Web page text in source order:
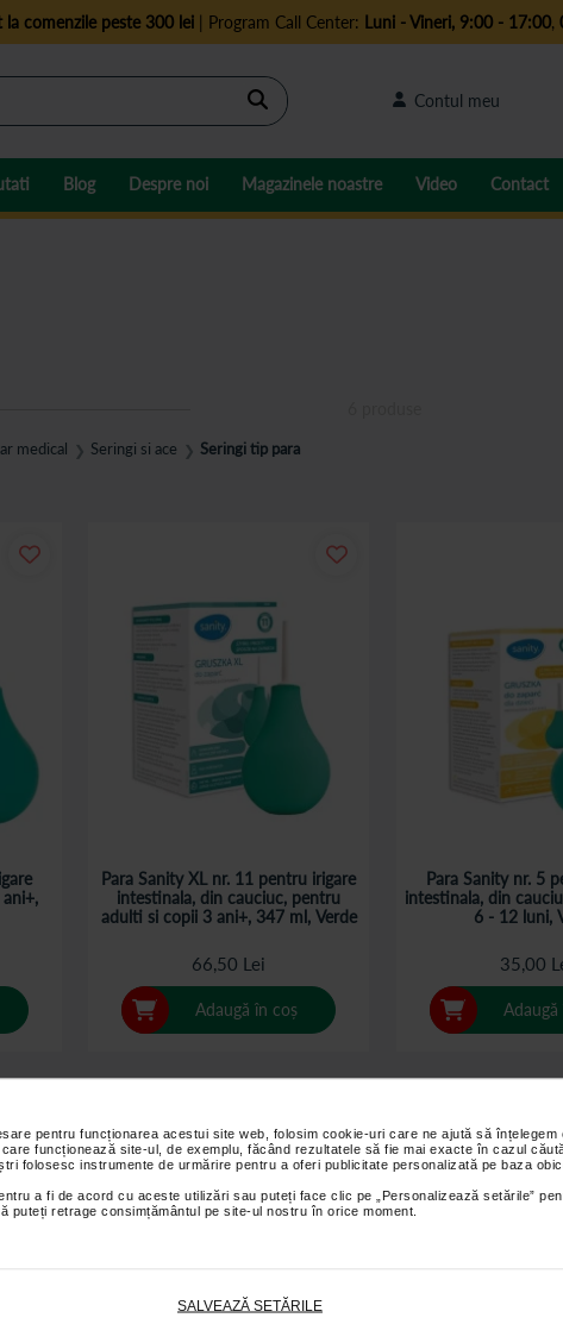
pentru funcționarea acestui site web, folosim cookie-uri care ne ajută să înțelegem
funcționează site-ul, de exemplu, făcând rezultatele să fie mai exacte în cazul
folosesc instrumente de urmărire pentru a oferi publicitate personalizată pe baza
a fi de acord cu aceste utilizări sau puteți face clic pe „Personalizează setările”
puteți retrage consimțământul pe site-ul nostru în orice moment.
SALVEAZĂ SETĂRILE
comenzile peste 300 lei| Program Call Center: Luni - Vineri, 9:00 - 17:00,
Cautare Contul meu
Blog Despre noi Magazinele noastre Video Contact
medical ❯ Seringi si ace ❯ Seringi tip para
Para Sanity XL nr. 11 pentru irigare
intestinala, din cauciuc, pentru
adulti si copii 3 ani+, 347 ml, Verde
66,50 Lei
Adaugă în coș
Para Sanity nr. 5
intestinala, din
6 - 12 luni,
35,00
Adaugă